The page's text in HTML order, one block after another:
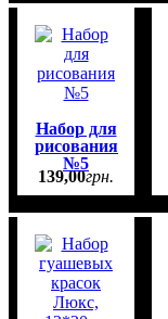
Набор для
рисования
№5
139,00грн.